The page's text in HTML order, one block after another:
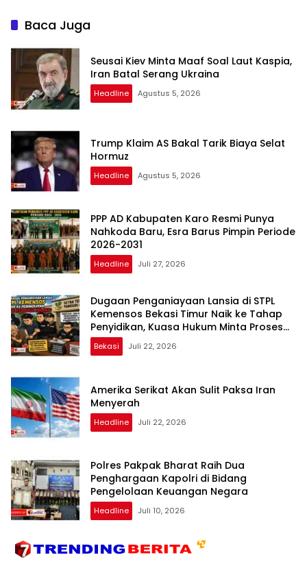
Baca Juga
Seusai Kiev Minta Maaf Soal Laut Kaspia,
Iran Batal Serang Ukraina
Headline Agustus 5, 2026
Trump Klaim AS Bakal Tarik Biaya Selat
Hormuz
Headline Agustus 5, 2026
PPP AD Kabupaten Karo Resmi Punya
Nahkoda Baru, Esra Barus Pimpin Periode
2026-2031
Headline Juli 27, 2026
Dugaan Penganiayaan Lansia di STPL
Kemensos Bekasi Timur Naik ke Tahap
Penyidikan, Kuasa Hukum Minta Proses
Transparan dan Bebas Intervensi
Bekasi Juli 22, 2026
Amerika Serikat Akan Sulit Paksa Iran
Menyerah
Headline Juli 22, 2026
Polres Pakpak Bharat Raih Dua
Penghargaan Kapolri di Bidang
Pengelolaan Keuangan Negara
Headline Juli 10, 2026